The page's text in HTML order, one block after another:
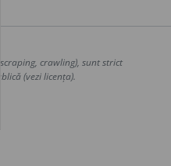
crawling), sunt strict
(vezi licența).